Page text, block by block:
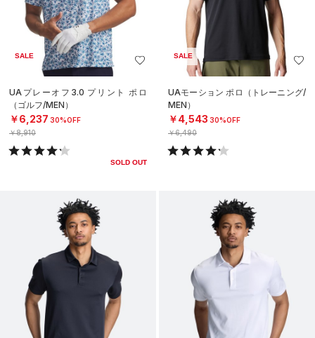
SALE
UAプレーオフ3.0 プリント ポロ
（ゴルフ/MEN）
￥6,237 30%OFF
￥8,910
SOLD OUT
SALE
UAモーション ポロ（トレーニング/
MEN）
￥4,543 30%OFF
￥6,490